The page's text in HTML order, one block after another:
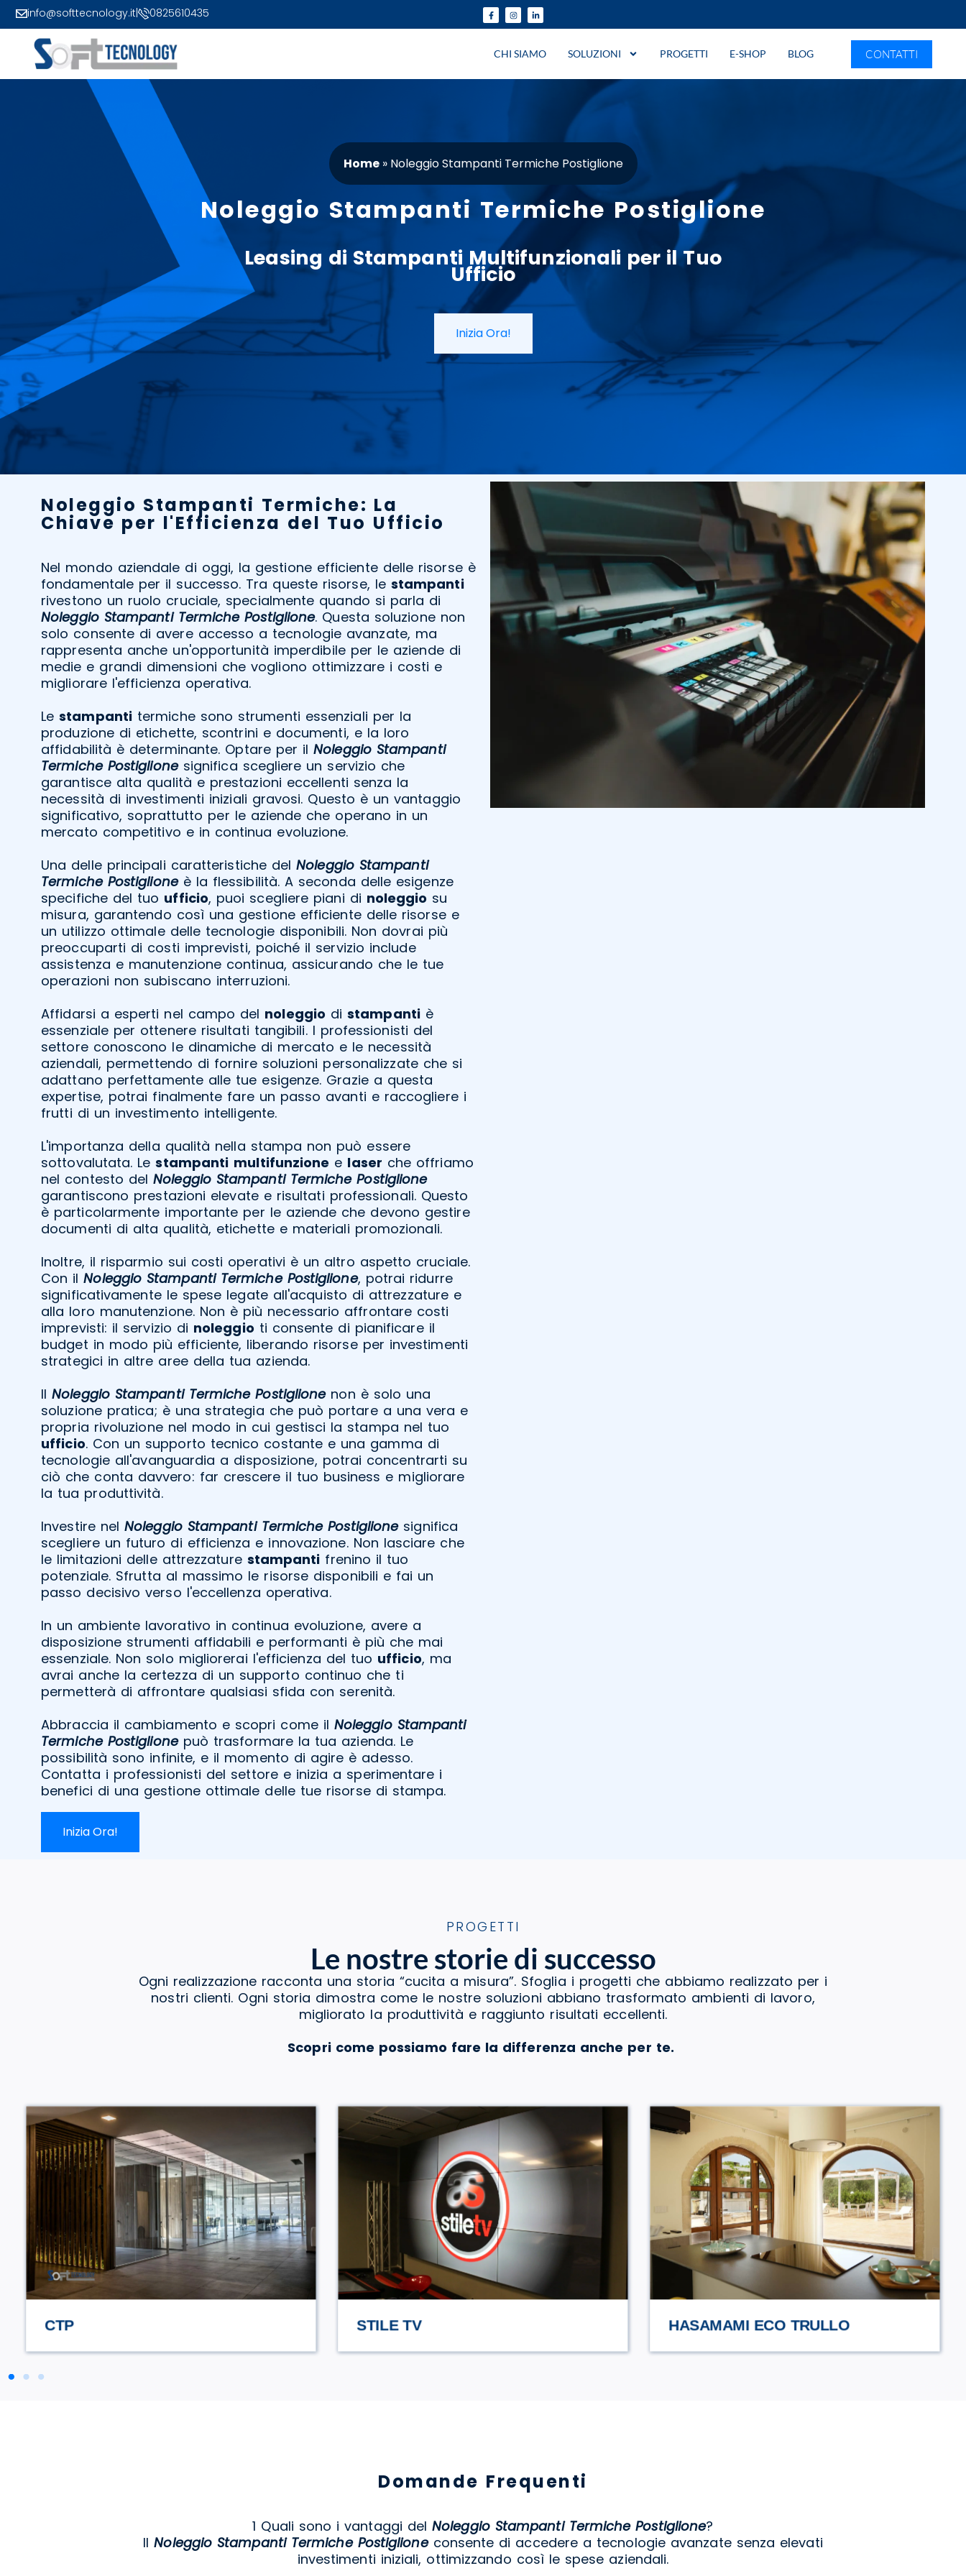
info@softtecnology.it 0825610435
CHI SIAMO SOLUZIONI PROGETTI E-SHOP BLOG CONTATTI
Home» Noleggio Stampanti Termiche Postiglione
Noleggio Stampanti Termiche Postiglione
Leasing di Stampanti Multifunzionali per il Tuo
Ufficio
Inizia Ora!
Noleggio Stampanti Termiche: La
Chiave per l'Efficienza del Tuo Ufficio
Nel mondo aziendale di oggi, la gestione efficiente delle risorse è
fondamentale per il successo. Tra queste risorse, le stampanti
rivestono un ruolo cruciale, specialmente quando si parla di
Noleggio Stampanti Termiche Postiglione. Questa soluzione non
solo consente di avere accesso a tecnologie avanzate, ma
rappresenta anche un'opportunità imperdibile per le aziende di
medie e grandi dimensioni che vogliono ottimizzare i costi e
migliorare l'efficienza operativa.
Lestampanti termiche sono strumenti essenziali per la
produzione di etichette, scontrini e documenti, e la loro
affidabilità è determinante. Optare per ilNoleggio Stampanti
Termiche Postiglionesignifica scegliere un servizio che
garantisce alta qualità e prestazioni eccellenti senza la
necessità di investimenti iniziali gravosi. Questo è un vantaggio
significativo, soprattutto per le aziende che operano in un
mercato competitivo e in continua evoluzione.
Una delle principali caratteristiche delNoleggio Stampanti
Termiche Postiglioneè la flessibilità. A seconda delle esigenze
specifiche del tuo ufficio, puoi scegliere piani di noleggio su
misura, garantendo così una gestione efficiente delle risorse e
un utilizzo ottimale delle tecnologie disponibili. Non dovrai più
preoccuparti di costi imprevisti, poiché il servizio include
assistenza e manutenzione continua, assicurando che le tue
operazioni non subiscano interruzioni.
Affidarsi a esperti nel campo del noleggio distampantiè
essenziale per ottenere risultati tangibili. I professionisti del
settore conoscono le dinamiche di mercato e le necessità
aziendali, permettendo di fornire soluzioni personalizzate che si
adattano perfettamente alle tue esigenze. Grazie a questa
expertise, potrai finalmente fare un passo avanti e raccogliere i
frutti di un investimento intelligente.
L'importanza della qualità nella stampa non può essere
sottovalutata. Lestampanti multifunzione e laser che offriamo
nel contesto delNoleggio Stampanti Termiche Postiglione
garantiscono prestazioni elevate e risultati professionali. Questo
è particolarmente importante per le aziende che devono gestire
documenti di alta qualità, etichette e materiali promozionali.
Inoltre, il risparmio sui costi operativi è un altro aspetto cruciale.
Con ilNoleggio Stampanti Termiche Postiglione, potrai ridurre
significativamente le spese legate all'acquisto di attrezzature e
alla loro manutenzione. Non è più necessario affrontare costi
imprevisti: il servizio di noleggio ti consente di pianificare il
budget in modo più efficiente, liberando risorse per investimenti
strategici in altre aree della tua azienda.
IlNoleggio Stampanti Termiche Postiglionenon è solo una
soluzione pratica; è una strategia che può portare a una vera e
propria rivoluzione nel modo in cui gestisci la stampa nel tuo
ufficio. Con un supporto tecnico costante e una gamma di
tecnologie all'avanguardia a disposizione, potrai concentrarti su
ciò che conta davvero: far crescere il tuo business e migliorare
la tua produttività.
Investire nel Noleggio Stampanti Termiche Postiglionesignifica
scegliere un futuro di efficienza e innovazione. Non lasciare che
le limitazioni delle attrezzature stampanti frenino il tuo
potenziale. Sfrutta al massimo le risorse disponibili e fai un
passo decisivo verso l'eccellenza operativa.
In un ambiente lavorativo in continua evoluzione, avere a
disposizione strumenti affidabili e performanti è più che mai
essenziale. Non solo migliorerai l'efficienza del tuo ufficio, ma
avrai anche la certezza di un supporto continuo che ti
permetterà di affrontare qualsiasi sfida con serenità.
Abbraccia il cambiamento e scopri come il Noleggio Stampanti
Termiche Postiglionepuò trasformare la tua azienda. Le
possibilità sono infinite, e il momento di agire è adesso.
Contatta i professionisti del settore e inizia a sperimentare i
benefici di una gestione ottimale delle tue risorse di stampa.
Inizia Ora!
PROGETTI
Le nostre storie di successo
Ogni realizzazione racconta una storia “cucita a misura”. Sfoglia i progetti che abbiamo realizzato per i
nostri clienti. Ogni storia dimostra come le nostre soluzioni abbiano trasformato ambienti di lavoro,
migliorato la produttività e raggiunto risultati eccellenti.
Scopri come possiamo fare la differenza anche per te.
STILE TV HASAMAMI ECO TRULLO URCIUOLI
Domande Frequenti
1 Quali sono i vantaggi delNoleggio Stampanti Termiche Postiglione?
IlNoleggio Stampanti Termiche Postiglioneconsente di accedere a tecnologie avanzate senza elevati
investimenti iniziali, ottimizzando così le spese aziendali.